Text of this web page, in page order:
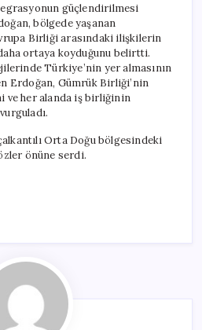
güçlendirilmesi
bölgede yaşanan
Birliği arasındaki ilişkilerin
ortaya koyduğunu belirtti.
Türkiye’nin yer almasının
Erdoğan, Gümrük Birliği’nin
ve her alanda iş birliğinin
Orta Doğu bölgesindeki
önüne serdi.